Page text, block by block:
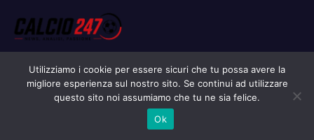
Proudly powered by WordPress|Tema: Newsup di
Utilizziamo i cookie per essere sicuri che tu possa avere la
migliore esperienza sul nostro sito. Se continui ad utilizzare
questo sito noi assumiamo che tu ne sia felice.
Ok